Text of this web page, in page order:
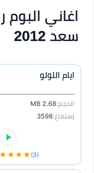
اغاني البوم
سعد 2012
ايام اللولو
الحجم:2.68 MB
إستماع:3598
(3)